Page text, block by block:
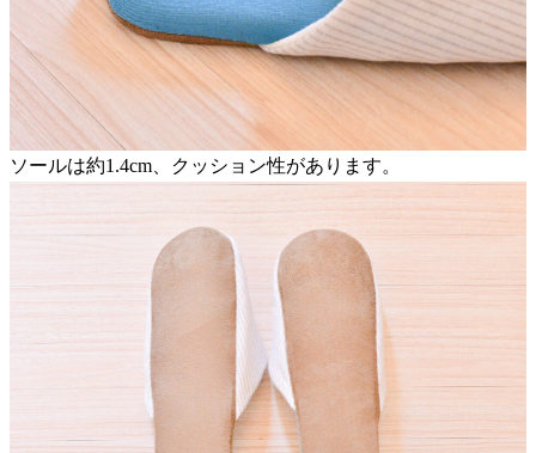
ソールは約1.4cm、クッション性があります。